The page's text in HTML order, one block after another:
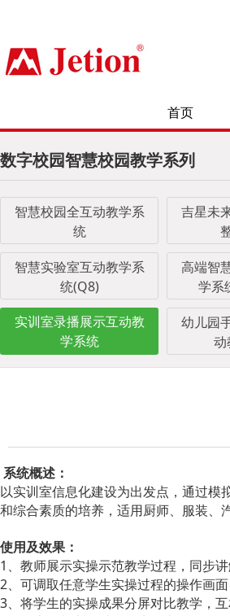
首页
数字校园智慧校园教学系列
智慧校园全互动教学系
统
吉星未
智慧实验室互动教学系
统(Q8)
高端智
学系
实训室录播展示互动教
学系统
幼儿园
动
系统概述：
以实训室信息化建设为出发点，通过模
和综合素质的培养，适用厨师、服装、
使用及效果：
1、教师展示实操示范教学过程，同步
2、可调取任意学生实操过程的操作画
3、将学生的实操成果分屏对比教学，